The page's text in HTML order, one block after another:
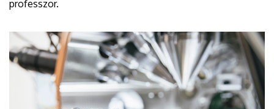
professzor.